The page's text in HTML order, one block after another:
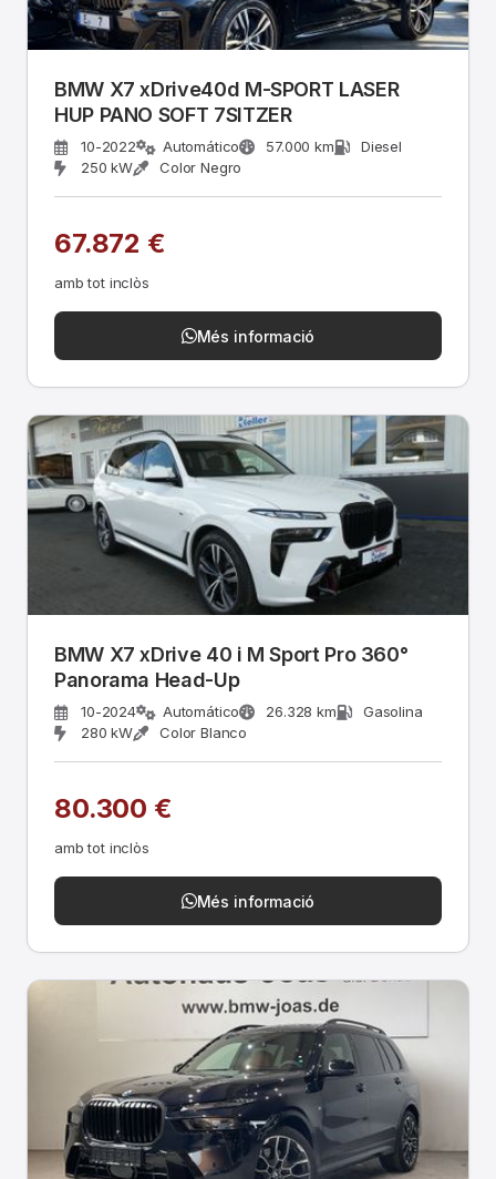
BMW X7 xDrive40d M-SPORT LASER
HUP PANO SOFT 7SITZER
10-2022 Automático 57.000 km
Diesel
250 kW
Color Negro
67.872 €
amb tot inclòs
Més informació
BMW X7 xDrive 40 i M Sport Pro 360°
Panorama Head-Up
10-2024 Automático 26.328 km
Gasolina
280 kW
Color Blanco
80.300 €
amb tot inclòs
Més informació